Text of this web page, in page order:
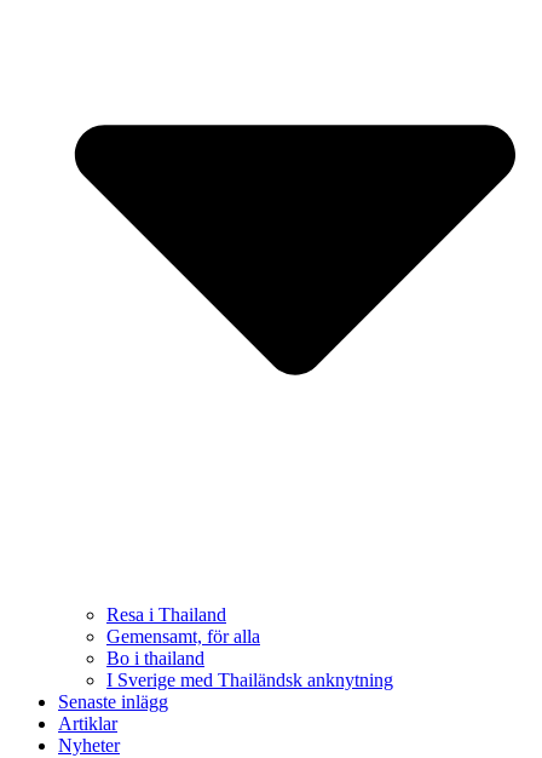
Resa i Thailand
Gemensamt, för alla
Bo i thailand
I Sverige med Thailändsk anknytning
Senaste inlägg
Artiklar
Nyheter